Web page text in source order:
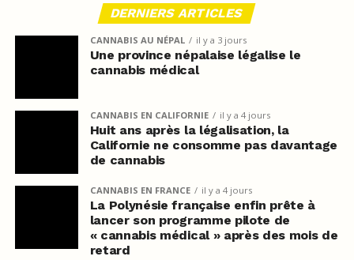
DERNIERS ARTICLES
CANNABIS AU NÉPAL il y a 3 jours
Une province népalaise légalise le
cannabis médical
CANNABIS EN CALIFORNIE il y a 4 jours
Huit ans après la légalisation, la
Californie ne consomme pas davantage
de cannabis
CANNABIS EN FRANCE il y a 4 jours
La Polynésie française enfin prête à
lancer son programme pilote de
« cannabis médical » après des mois de
retard